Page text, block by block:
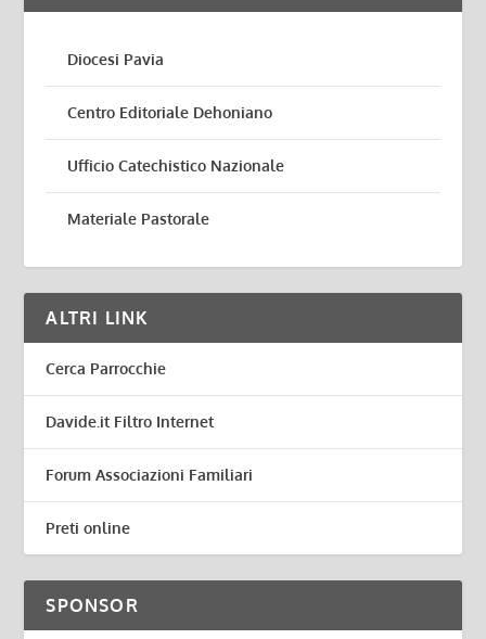
Diocesi Pavia
Centro Editoriale Dehoniano
Ufficio Catechistico Nazionale
Materiale Pastorale
ALTRI LINK
Cerca Parrocchie
Davide.it Filtro Internet
Forum Associazioni Familiari
Preti online
SPONSOR